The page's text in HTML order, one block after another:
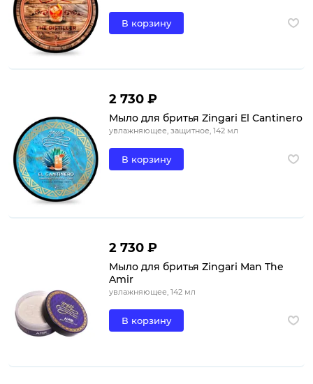
В корзину
2 730 ₽
Мыло для бритья Zingari El Cantinero
увлажняющее, защитное, 142 мл
В корзину
2 730 ₽
Мыло для бритья Zingari Man The
Amir
увлажняющее, 142 мл
В корзину